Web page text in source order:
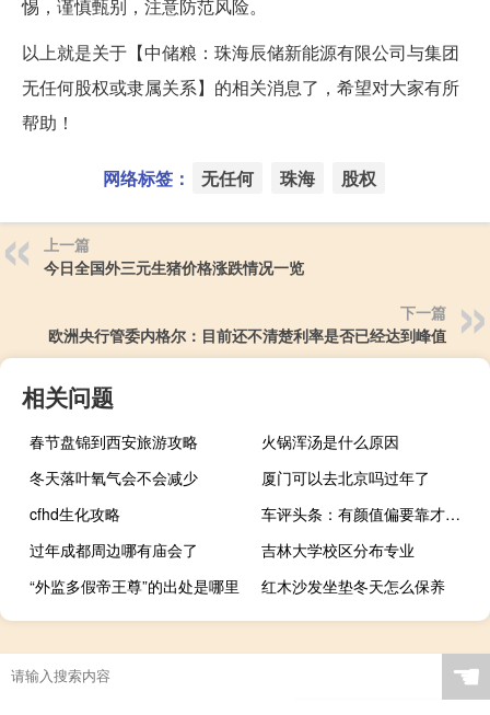
惕，谨慎甄别，注意防范风险。
以上就是关于【中储粮：珠海辰储新能源有限公司与集团
无任何股权或隶属关系】的相关消息了，希望对大家有所
帮助！
网络标签： 无任何 珠海 股权
上一篇
今日全国外三元生猪价格涨跌情况一览
下一篇
欧洲央行管委内格尔：目前还不清楚利率是否已经达到峰值
相关问题
春节盘锦到西安旅游攻略
火锅浑汤是什么原因
冬天落叶氧气会不会减少
厦门可以去北京吗过年了
cfhd生化攻略
车评头条：有颜值偏要靠才华 试驾2017款宝马X5
过年成都周边哪有庙会了
吉林大学校区分布专业
“外监多假帝王尊”的出处是哪里
红木沙发坐垫冬天怎么保养
☚